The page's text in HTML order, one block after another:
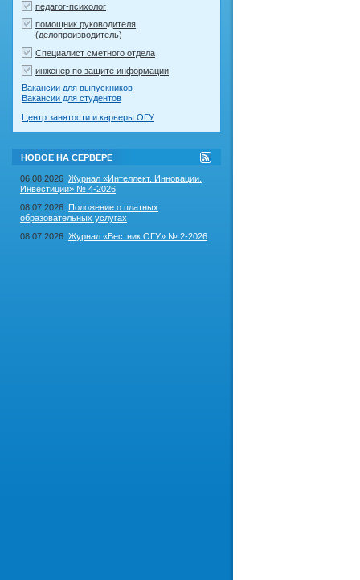
педагог-психолог
помощник руководителя
(делопроизводитель)
Специалист сметного отдела
инженер по защите информации
Вакансии для выпускников
Вакансии для студентов
Центр занятости и карьеры ОГУ
НОВОЕ НА СЕРВЕРЕ
RSS-
лента
на
06.08.2026 Журнал «Интеллект. Инновации.
Инвестиции» № 4-2026
08.07.2026 Положение о платных
образовательных услугах
08.07.2026 Журнал «Вестник ОГУ» № 2-2026